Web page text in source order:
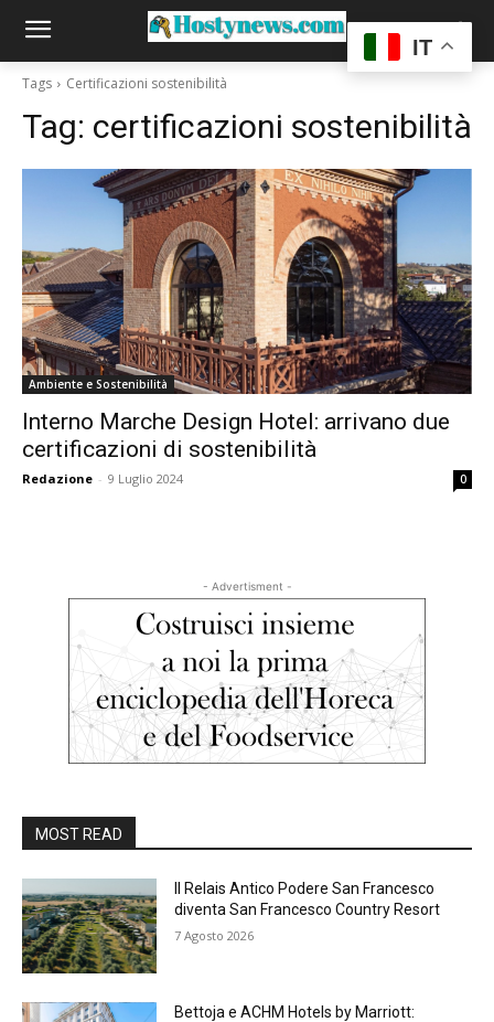
Tags Certificazioni sostenibilità
Tag: certificazioni sostenibilità
Ambiente e Sostenibilità
Interno Marche Design Hotel: arrivano due
certificazioni di sostenibilità
Redazione - 9 Luglio 2024 0
- Advertisment -
MOST READ
Il Relais Antico Podere San Francesco
diventa San Francesco Country Resort
7 Agosto 2026
Bettoja e ACHM Hotels by Marriott:
IT